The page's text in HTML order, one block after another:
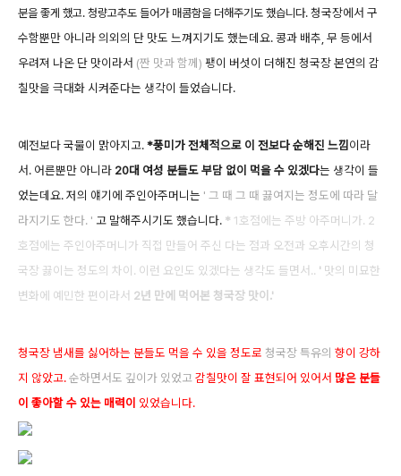
분을 좋게 했고. 청량고추도 들어가 매콤함을 더해주기도 했습니다. 청국장에서 구
수함뿐만 아니라 의외의 단 맛도 느껴지기도 했는데요. 콩과 배추, 무 등에서
우려져 나온 단 맛이라서 (짠 맛과 함께) 팽이 버섯이 더해진 청국장 본연의 감
칠맛을 극대화 시켜준다는 생각이 들었습니다.
예전보다 국물이 맑아지고.*풍미가 전체적으로 이 전보다 순해진 느낌 이라
서. 어른뿐만 아니라 20대 여성 분들도 부담 없이 먹을 수 있겠다는 생각이 들
었는데요. 저의 얘기에 주인아주머니는 ' 그 때 그 때 끓여지는 정도에 따라 달
라지기도 한다. ' 고 말해주시기도 했습니다. * 1호점에는 주방 아주머니가. 2
호점에는 주인아주머니가 직접 만들어 주신 다는 점과 오전과 오후시간의 청
국장 끓이는 정도의 차이. 이런 요인도 있겠다는 생각도 들면서.. ' 맛의 미묘한
변화에 예민한 편이라서 2년 만에 먹어본 청국장 맛이.'
청국장 냄새를 싫어하는 분들도 먹을 수 있을 정도로 청국장 특유의 향이 강하
지 않았고.순하면서도 깊이가 있었고 감칠맛이 잘 표현되어 있어서 많은 분들
이 좋아할 수 있는 매력이 있었습니다.